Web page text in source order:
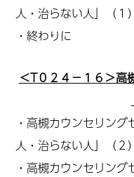
人・治らない人」（１）
・終わりに
＜T０２４－１６＞高
・高槻カウンセリン
人・治らない人」（２）
・高槻カウンセリン